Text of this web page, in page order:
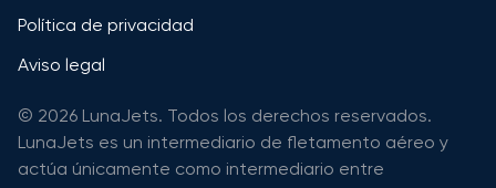
Política de privacidad
Aviso legal
© 2026 LunaJets. Todos los derechos reservados.
LunaJets es un intermediario de fletamento aéreo y
actúa únicamente como intermediario entre